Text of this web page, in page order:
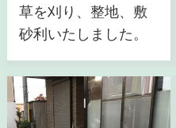
草を刈り、整地、敷
砂利いたしました。